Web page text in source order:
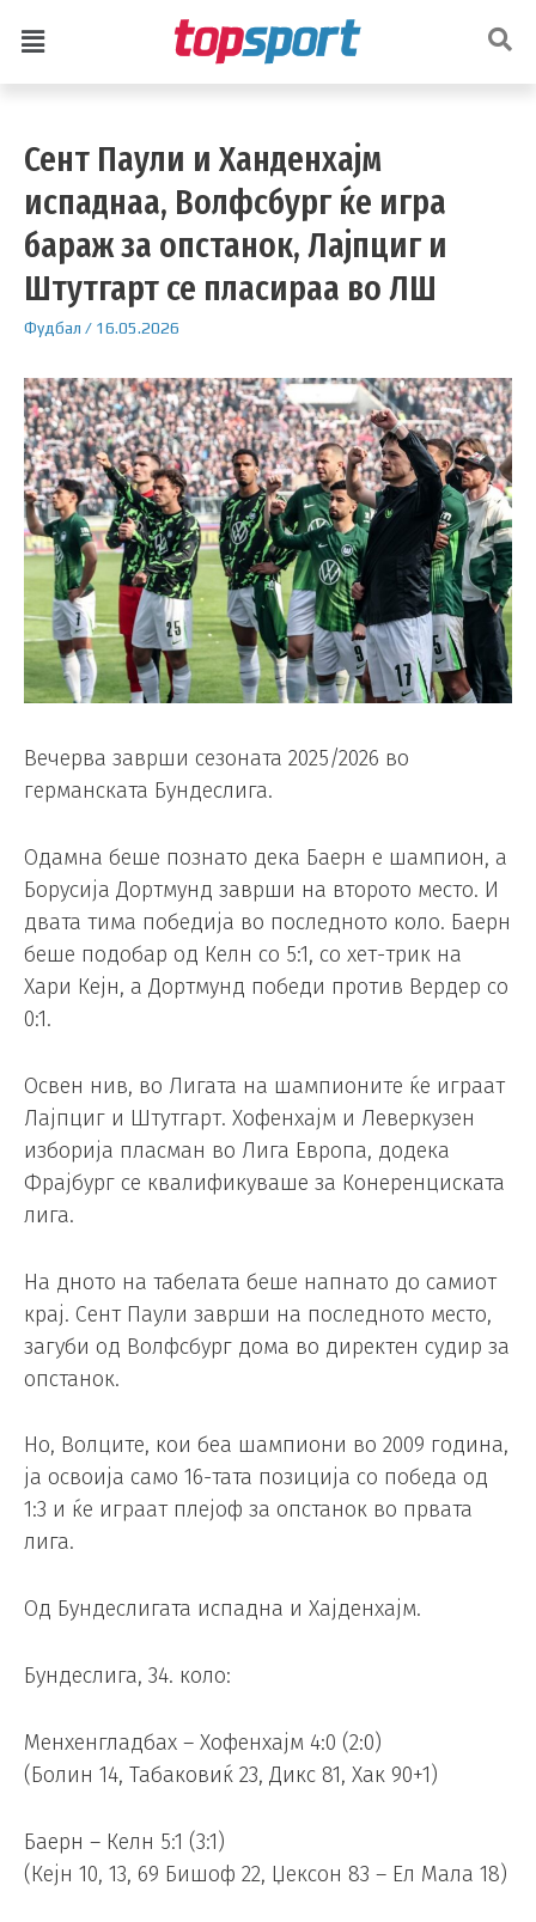
Сент Паули и Ханденхајм
испаднаа, Волфсбург ќе игра
бараж за опстанок, Лајпциг и
Штутгарт се пласираа во ЛШ
Фудбал / 16.05.2026
Вечерва заврши сезоната 2025/2026 во
германската Бундеслига.
Одамна беше познато дека Баерн е шампион, а
Борусија Дортмунд заврши на второто место. И
двата тима победија во последното коло. Баерн
беше подобар од Келн со 5:1, со хет-трик на
Хари Кејн, а Дортмунд победи против Вердер со
0:1.
Освен нив, во Лигата на шампионите ќе играат
Лајпциг и Штутгарт. Хофенхајм и Леверкузен
изборија пласман во Лига Европа, додека
Фрајбург се квалификуваше за Конеренциската
лига.
На дното на табелата беше напнато до самиот
крај. Сент Паули заврши на последното место,
загуби од Волфсбург дома во директен судир за
опстанок.
Но, Волците, кои беа шампиони во 2009 година,
ја освоија само 16-тата позиција со победа од
1:3 и ќе играат плејоф за опстанок во првата
лига.
Од Бундеслигата испадна и Хајденхајм.
Бундеслига, 34. коло:
Менхенгладбах – Хофенхајм 4:0 (2:0)
(Болин 14, Табаковиќ 23, Дикс 81, Хак 90+1)
Баерн – Келн 5:1 (3:1)
(Кејн 10, 13, 69 Бишоф 22, Џексон 83 – Ел Мала 18)